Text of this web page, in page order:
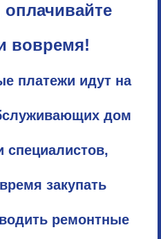
вовремя!
платежи идут на
дом
специалистов,
закупать
ремонтные